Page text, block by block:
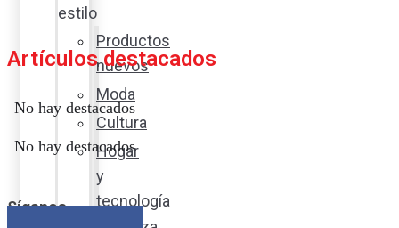
estilo
Productos
nuevos
Moda
Cultura
Hogar
y
tecnología
Artículos destacados
No hay destacados
No hay destacados
Síganos